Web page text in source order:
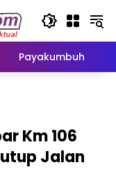
Payakumbuh
Km 106
Jalan